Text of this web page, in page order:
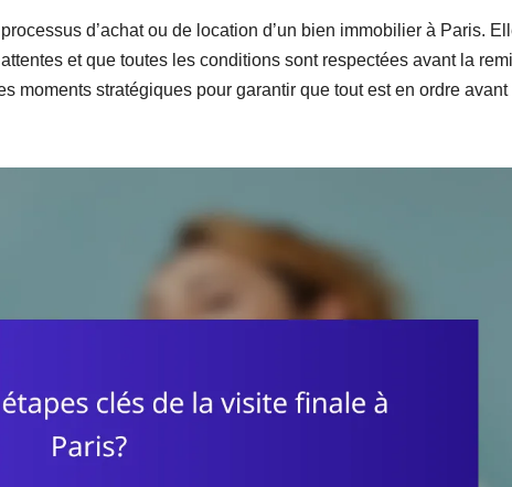
d’achat ou de location d’un bien immobilier à Paris.
et que toutes les conditions sont respectées avant la
moments stratégiques pour garantir que tout est en ordre avant